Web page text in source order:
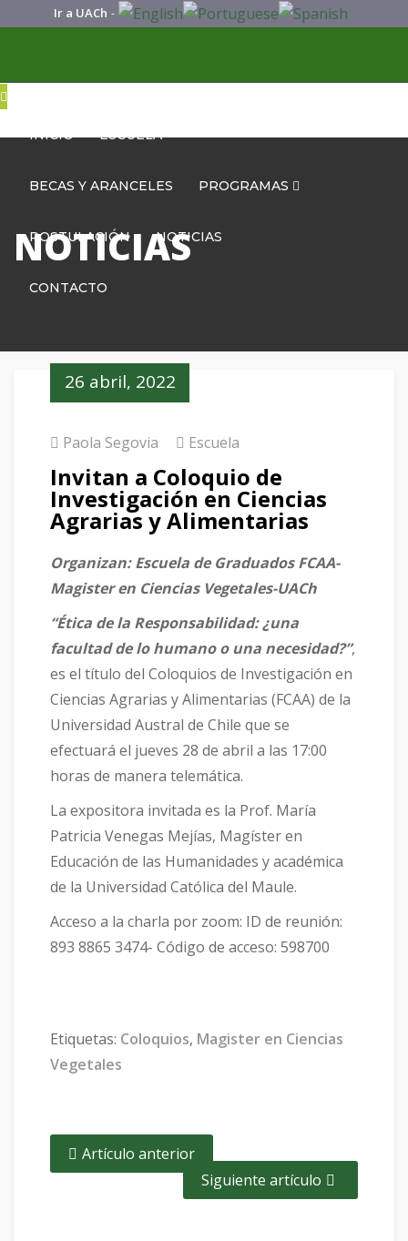
Ir a UACh -
INICIO ESCUELA
BECAS Y ARANCELES PROGRAMAS
POSTULACIÓN NOTICIAS
CONTACTO
NOTICIAS
26 abril, 2022
Paola Segovia Escuela
Invitan a Coloquio de
Investigación en Ciencias
Agrarias y Alimentarias
Organizan: Escuela de Graduados FCAA-
Magister en Ciencias Vegetales-UACh
“Ética de la Responsabilidad: ¿una
facultad de lo humano o una necesidad?”,
es el título del Coloquios de Investigación en
Ciencias Agrarias y Alimentarias (FCAA) de la
Universidad Austral de Chile que se
efectuará el jueves 28 de abril a las 17:00
horas de manera telemática.
La expositora invitada es la Prof. María
Patricia Venegas Mejías, Magíster en
Educación de las Humanidades y académica
de la Universidad Católica del Maule.
Acceso a la charla por zoom: ID de reunión:
893 8865 3474- Código de acceso: 598700
Etiquetas: Coloquios, Magister en Ciencias
Vegetales
Artículo anterior
Siguiente artículo